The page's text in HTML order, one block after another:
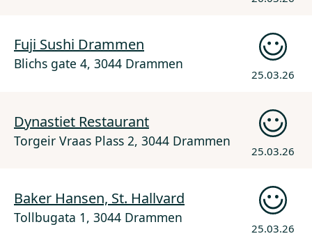
Fuji Sushi Drammen
Blichs gate 4, 3044 Drammen
25.03.26
Dynastiet Restaurant
Torgeir Vraas Plass 2, 3044 Drammen
25.03.26
Baker Hansen, St. Hallvard
Tollbugata 1, 3044 Drammen
25.03.26